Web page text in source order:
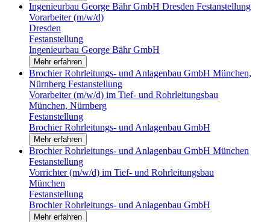
Ingenieurbau George Bähr GmbH Dresden Festanstellung
Vorarbeiter (m/w/d)
Dresden
Festanstellung
Ingenieurbau George Bähr GmbH
Mehr erfahren
Brochier Rohrleitungs- und Anlagenbau GmbH München,
Nürnberg Festanstellung
Vorarbeiter (m/w/d) im Tief- und Rohrleitungsbau
München, Nürnberg
Festanstellung
Brochier Rohrleitungs- und Anlagenbau GmbH
Mehr erfahren
Brochier Rohrleitungs- und Anlagenbau GmbH München
Festanstellung
Vorrichter (m/w/d) im Tief- und Rohrleitungsbau
München
Festanstellung
Brochier Rohrleitungs- und Anlagenbau GmbH
Mehr erfahren